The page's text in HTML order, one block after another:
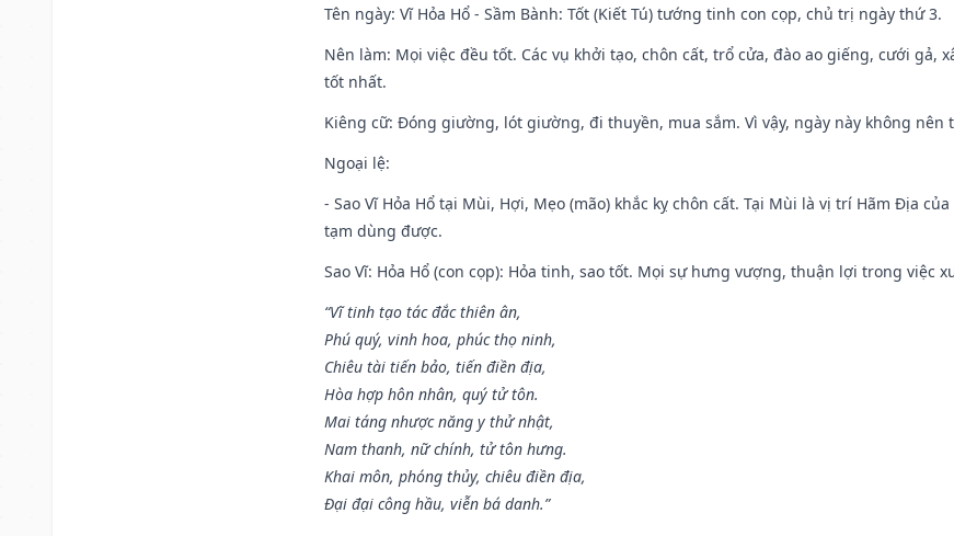
Tên ngày: Vĩ Hỏa Hổ - Sầm Bành: Tốt (Kiết Tú) tướng tinh con cọp, chủ trị ngày thứ 3.
Nên làm: Mọi việc đều tốt. Các vụ khởi tạo, chôn cất, trổ cửa, đào ao giếng, cưới gả,
tốt nhất.
Kiêng cữ: Đóng giường, lót giường, đi thuyền, mua sắm. Vì vậy, ngày này không nên
Ngoại lệ:
- Sao Vĩ Hỏa Hổ tại Mùi, Hợi, Mẹo (mão) khắc kỵ chôn cất. Tại Mùi là vị trí Hãm Địa
tạm dùng được.
Sao Vĩ: Hỏa Hổ (con cọp): Hỏa tinh, sao tốt. Mọi sự hưng vượng, thuận lợi trong việc
“Vĩ tinh tạo tác đắc thiên ân,
Phú quý, vinh hoa, phúc thọ ninh,
Chiêu tài tiến bảo, tiến điền địa,
Hòa hợp hôn nhân, quý tử tôn.
Mai táng nhược năng y thử nhật,
Nam thanh, nữ chính, tử tôn hưng.
Khai môn, phóng thủy, chiêu điền địa,
Đại đại công hầu, viễn bá danh.”